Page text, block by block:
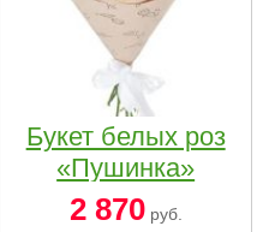
Букет белых роз
«Пушинка»
2 870руб.